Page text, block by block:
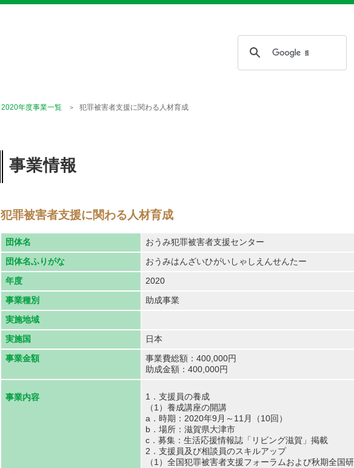
2020年度事業一覧 犯罪被害者支援に関わる人材育成
事業情報
犯罪被害者支援に関わる人材育成
団体名 おうみ犯罪被害者支援センター
団体名ふりがな おうみはんざいひがいしゃしえんせんたー
年度 2020
事業種別 助成事業
実施地域
実施国 日本
事業金額
事業費総額：400,000円
助成金額：400,000円
事業内容
1．支援員の養成
（1）養成講座の開講
a．時期：2020年9月～11月（10回）
b．場所：滋賀県大津市
c．募集：生活応援情報誌「リビング滋賀」掲載
2．支援員及び相談員のスキルアップ
（1）全国犯罪被害者支援フォーラムおよび秋期全国